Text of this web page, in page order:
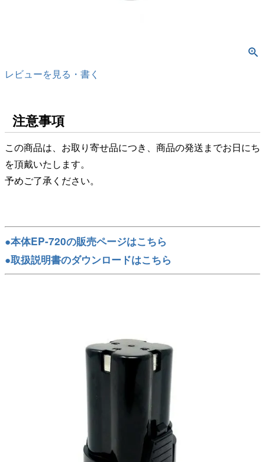
レビューを見る・書く
注意事項
この商品は、お取り寄せ品につき、商品の発送までお日にち
を頂戴いたします。
予めご了承ください。
●本体EP-720の販売ページはこちら
●取扱説明書のダウンロードはこちら